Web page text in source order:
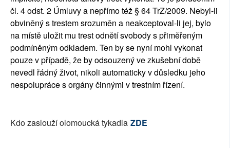
čl. 4 odst. 2 Úmluvy a nepřímo též § 64 TrZ/2009. Nebyl-li
obviněný s trestem srozuměn a neakceptoval-li jej, bylo
na místě uložit mu trest odnětí svobody s přiměřeným
podmíněným odkladem. Ten by se nyní mohl vykonat
pouze v případě, že by odsouzený ve zkušební době
nevedl řádný život, nikoli automaticky v důsledku jeho
nespolupráce s orgány činnými v trestním řízení.
Kdo zaslouží olomoucká tykadla ZDE